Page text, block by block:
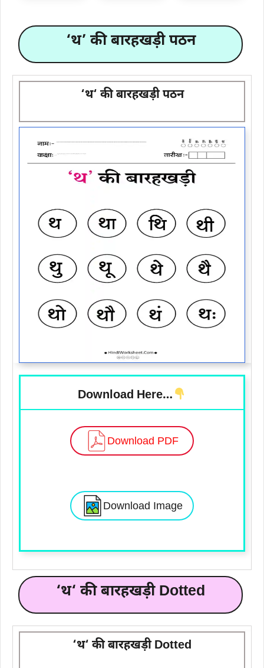
‘थ’ की बारहखड़ी पठन
‘थ‘ की बारहखड़ी पठन
Download Here…
Download PDF
Download Image
‘थ‘ की बारहखड़ी Dotted
‘थ‘ की बारहखड़ी Dotted